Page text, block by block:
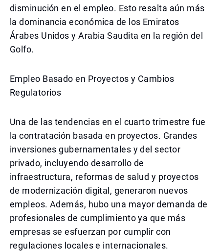
disminución en el empleo. Esto resalta aún más
la dominancia económica de los Emiratos
Árabes Unidos y Arabia Saudita en la región del
Golfo.
Empleo Basado en Proyectos y Cambios
Regulatorios
Una de las tendencias en el cuarto trimestre fue
la contratación basada en proyectos. Grandes
inversiones gubernamentales y del sector
privado, incluyendo desarrollo de
infraestructura, reformas de salud y proyectos
de modernización digital, generaron nuevos
empleos. Además, hubo una mayor demanda de
profesionales de cumplimiento ya que más
empresas se esfuerzan por cumplir con
regulaciones locales e internacionales.